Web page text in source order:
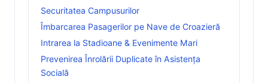
Securitatea Campusurilor
Îmbarcarea Pasagerilor pe Nave de Croazieră
Intrarea la Stadioane & Evenimente Mari
Prevenirea Înrolării Duplicate în Asistența
Socială